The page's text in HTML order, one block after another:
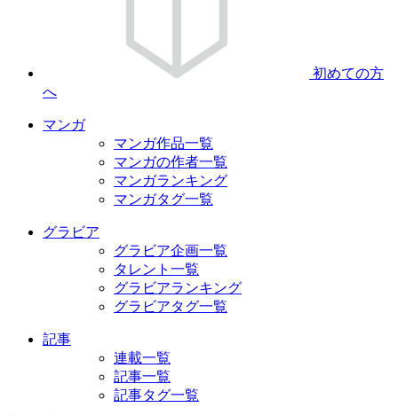
初めての方
へ
マンガ
マンガ作品一覧
マンガの作者一覧
マンガランキング
マンガタグ一覧
グラビア
グラビア企画一覧
タレント一覧
グラビアランキング
グラビアタグ一覧
記事
連載一覧
記事一覧
記事タグ一覧